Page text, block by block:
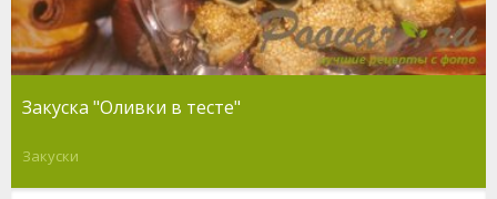
Закуска "Оливки в тесте"
Закуски